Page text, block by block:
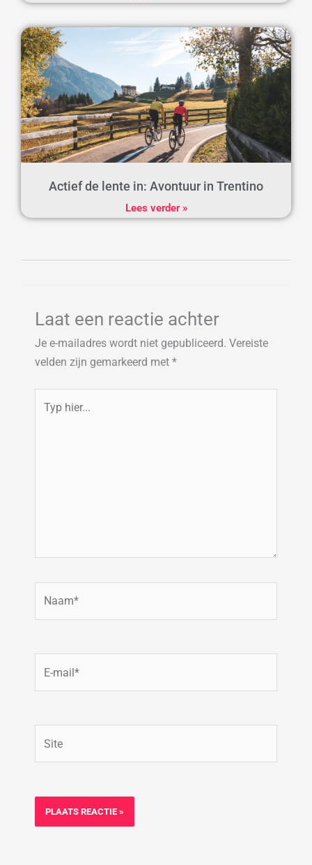
Actief de lente in: Avontuur in Trentino
Lees verder »
Laat een reactie achter
Je e-mailadres wordt niet gepubliceerd. Vereiste
velden zijn gemarkeerd met *
hier...